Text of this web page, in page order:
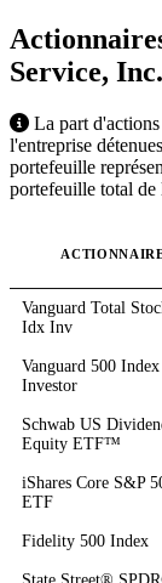
Service, Inc.
La part
l'entreprise
portefeuille
portefeuille total de
Vanguard Total
Idx Inv
Vanguard 500 Index
Investor
Schwab US
Equity ETF™
iShares Core S&P
ETF
Fidelity 500 Index